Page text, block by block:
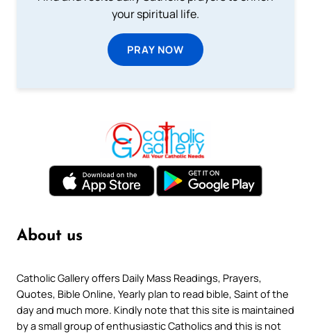
your spiritual life.
PRAY NOW
About us
Catholic Gallery offers Daily Mass Readings, Prayers,
Quotes, Bible Online, Yearly plan to read bible, Saint of the
day and much more. Kindly note that this site is maintained
by a small group of enthusiastic Catholics and this is not